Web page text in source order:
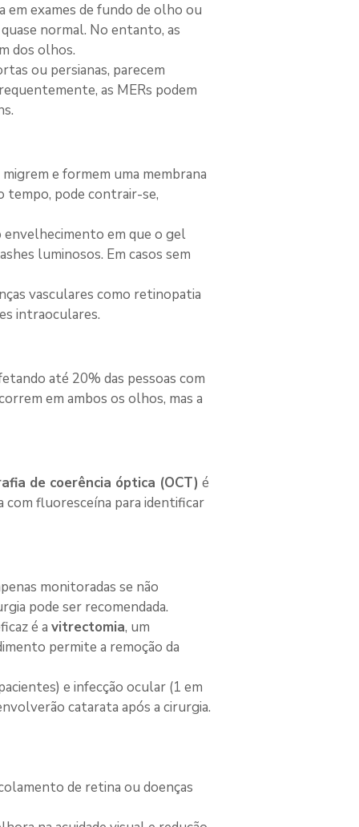
em exames de fundo de olho ou
normal. No entanto, as
dos olhos.
ou persianas, parecem
as MERs podem
e formem uma membrana
tempo, pode contrair-se,
em que o gel
luminosos. Em casos sem
vasculares como retinopatia
intraoculares.
até 20% das pessoas com
em ambos os olhos, mas a
de coerência óptica (OCT) é
com fluoresceína para identificar
monitoradas se não
pode ser recomendada.
é a vitrectomia, um
permite a remoção da
e infecção ocular (1 em
catarata após a cirurgia.
de retina ou doenças